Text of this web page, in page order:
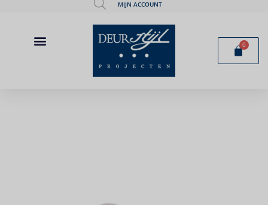
MIJN ACCOUNT
0